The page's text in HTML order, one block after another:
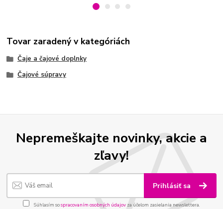
Tovar zaradený v kategóriách
Čaje a čajové doplnky
Čajové súpravy
Nepremeškajte novinky, akcie a
zľavy!
Prihlásiť sa
Súhlasím sospracovaním osobných údajov za účelom zasielania newslettera.